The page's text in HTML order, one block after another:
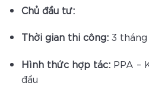
Chủ đầu tư:
Thời gian thi công:3 tháng
Hình thức hợp tác:PPA –
đầu